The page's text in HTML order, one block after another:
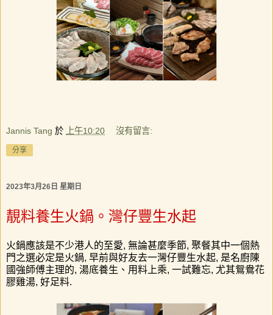
Jannis Tang 於 上午10:20 沒有留言:
分享
2023年3月26日 星期日
靚料養生火鍋。灣仔豐生水起
火鍋應該是不少港人的至愛, 無論甚麼季節, 聚餐其中一個熱
門之選必定是火鍋, 早前與好友去一灣仔豐生水起, 是名廚陳
國強師傅主理的, 湯底養生、用料上乘, 一試難忘, 尤其鴛鴦花
膠雞湯, 好足料.